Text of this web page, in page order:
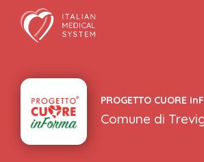
content
PROGETTO CUORE in
Comune di